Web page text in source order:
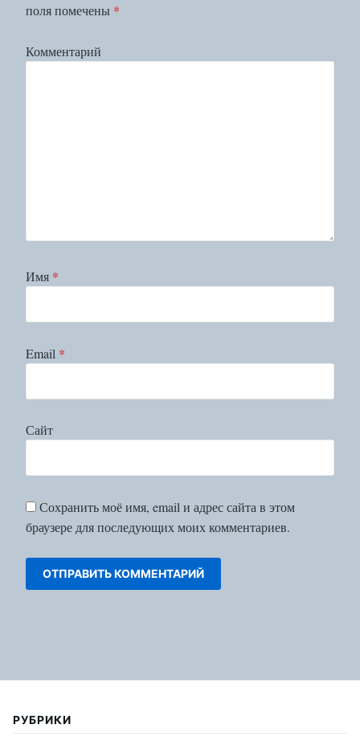
поля помечены *
Комментарий
Имя *
Email *
Сайт
Сохранить моё имя, email и адрес сайта в этом
браузере для последующих моих комментариев.
РУБРИКИ